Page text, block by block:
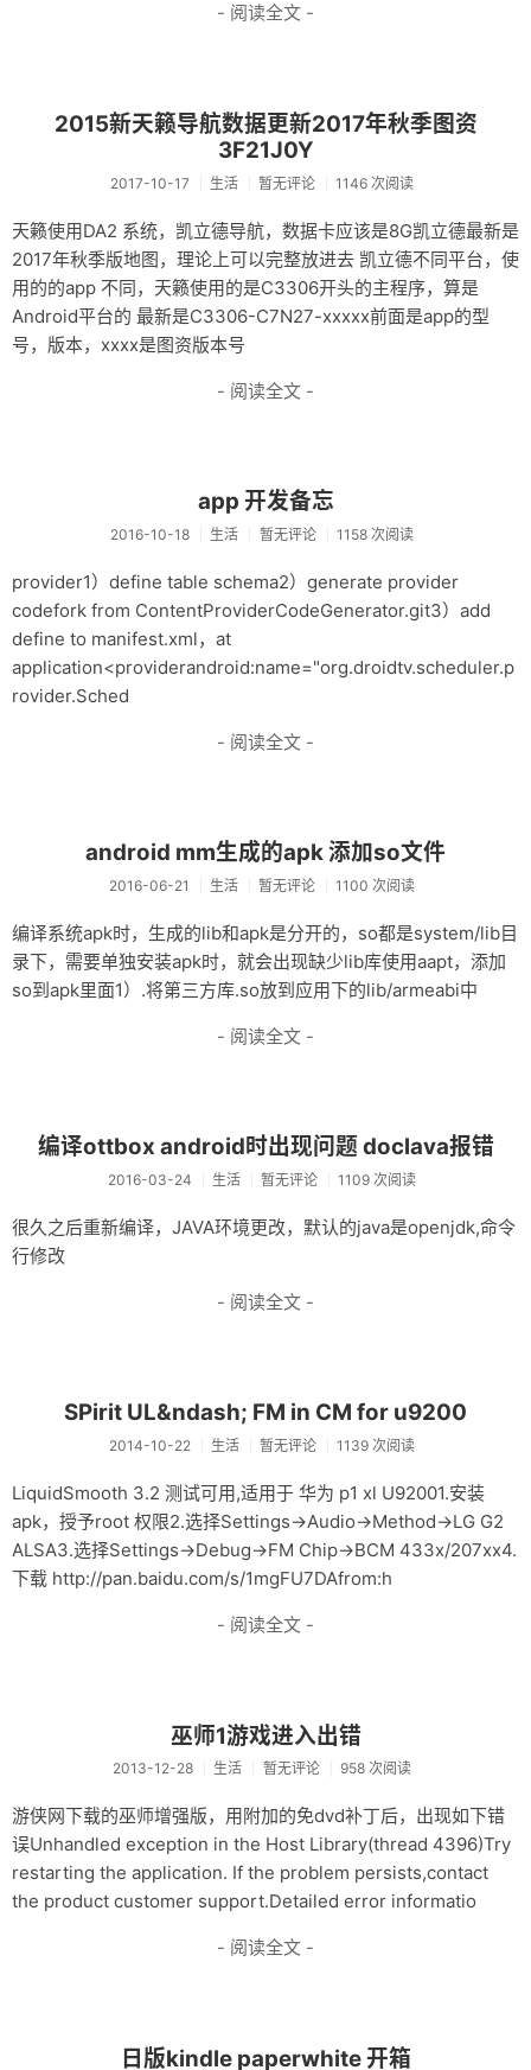
- 阅读全文 -
2015新天籁导航数据更新2017年秋季图资
3F21J0Y
2017-10-17 生活 暂无评论 1146 次阅读
天籁使用DA2 系统，凯立德导航，数据卡应该是8G凯立德最新是
2017年秋季版地图，理论上可以完整放进去 凯立德不同平台，使
用的的app 不同，天籁使用的是C3306开头的主程序，算是
Android平台的 最新是C3306-C7N27-xxxxx前面是app的型
号，版本，xxxx是图资版本号
- 阅读全文 -
app 开发备忘
2016-10-18 生活 暂无评论 1158 次阅读
provider1）define table schema2）generate provider
codefork from ContentProviderCodeGenerator.git3）add
define to manifest.xml，at
application<providerandroid:name="org.droidtv.scheduler.p
rovider.Sched
- 阅读全文 -
android mm生成的apk 添加so文件
2016-06-21 生活 暂无评论 1100 次阅读
编译系统apk时，生成的lib和apk是分开的，so都是system/lib目
录下，需要单独安装apk时，就会出现缺少lib库使用aapt，添加
so到apk里面1）.将第三方库.so放到应用下的lib/armeabi中
- 阅读全文 -
编译ottbox android时出现问题 doclava报错
2016-03-24 生活 暂无评论 1109 次阅读
很久之后重新编译，JAVA环境更改，默认的java是openjdk,命令
行修改
- 阅读全文 -
SPirit UL&ndash; FM in CM for u9200
2014-10-22 生活 暂无评论 1139 次阅读
LiquidSmooth 3.2 测试可用,适用于 华为 p1 xl U92001.安装
apk，授予root 权限2.选择Settings->Audio->Method->LG G2
ALSA3.选择Settings->Debug->FM Chip->BCM 433x/207xx4.
下载 http://pan.baidu.com/s/1mgFU7DAfrom:h
- 阅读全文 -
巫师1游戏进入出错
2013-12-28 生活 暂无评论 958 次阅读
游侠网下载的巫师增强版，用附加的免dvd补丁后，出现如下错
误Unhandled exception in the Host Library(thread 4396)Try
restarting the application. If the problem persists,contact
the product customer support.Detailed error informatio
- 阅读全文 -
日版kindle paperwhite 开箱